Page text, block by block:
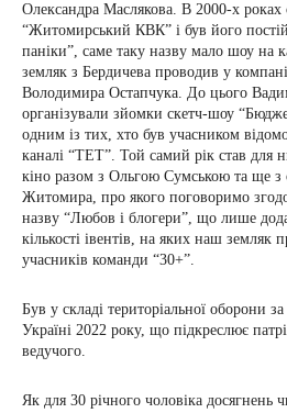
Олександра Маслякова. В 2000-х роках
“Житомирський КВК” і був його
паніки”, саме таку назву мало шоу на
земляк з Бердичева проводив у
Володимира Остапчука. До цього
організували зйомки скетч-шоу
одним із тих, хто був учасником
каналі “ТЕТ”. Той самий рік став для
кіно разом з Ольгою Сумською та ще
Житомира, про якого поговоримо
назву “Любов і блогери”, що лише
кількості івентів, на яких наш
учасників команди “30+”.
Був у складі територіальної оборони
Україні 2022 року, що підкреслює
ведучого.
Як для 30 річного чоловіка досягнень